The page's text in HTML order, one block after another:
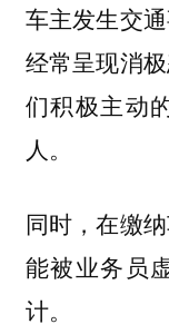
车主发生交
经常呈现消
们积极主动
人。
同时，在缴
能被业务员
计。